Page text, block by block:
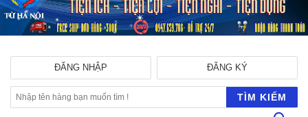
ĐĂNG KÝ
ĐĂNG NHẬP
TÌM KIẾM